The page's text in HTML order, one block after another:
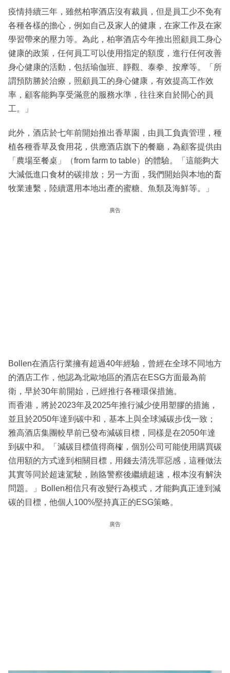
疫情持續三年，雖然柏寧酒店沒有裁員，但是員工少不免有
各種各樣的擔心，例如自己及家人的健康，在家工作及在家
學習帶來的壓力等。為此，柏寧酒店今年推出照顧員工身心
健康的政策，任何員工可以使用指定的額度，進行任何改善
身心健康的活動，包括瑜伽班、靜觀、泰拳、按摩等。「所
謂預防勝於治療，照顧員工的身心健康，有效提高工作效
率，顧客能夠享受滿意的服務水準，往往來自於開心的員
工。」
此外，酒店於七年前開始推出香草園，由員工負責管理，種
植各種香草及食用花，供應酒店旗下的餐廳，為顧客提供由
「農場至餐桌」（from farm to table）的體驗。「這能夠大
大減低進口食材的碳排放；另一方面，我們開始與本地的畜
牧業連繫，陸續選用本地出產的蜜糖、魚類及海鮮等。」
廣告
Bollen在酒店行業擁有超過40年經驗，曾經在全球不同地方
的酒店工作，他認為北歐地區的酒店在ESG方面最為前
衛，早於30年前開始，已經推行各種環保措施。
而香港，將於2023年及2025年推行減少使用塑膠的措施，
並且於2050年達到碳中和，基本上與全球減碳步伐一致；
雅高酒店集團較早前已發布減碳目標，同樣是在2050年達
到碳中和。「減碳目標值得商榷，個別公司可能使用購買碳
信用額的方式達到相關目標，用錢去清洗罪惡感，這種做法
其實等同於超速駕駛，賄賂警察後繼續超速，根本沒有解決
問題。」Bollen相信只有改變行為模式，才能夠真正達到減
碳的目標，他個人100%堅持真正的ESG策略。
廣告